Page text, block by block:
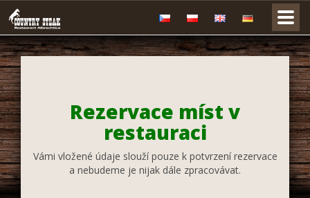
Rezervace míst v
restauraci
Vámi vložené údaje slouží pouze k potvrzení rezervace
a nebudeme je nijak dále zpracovávat.